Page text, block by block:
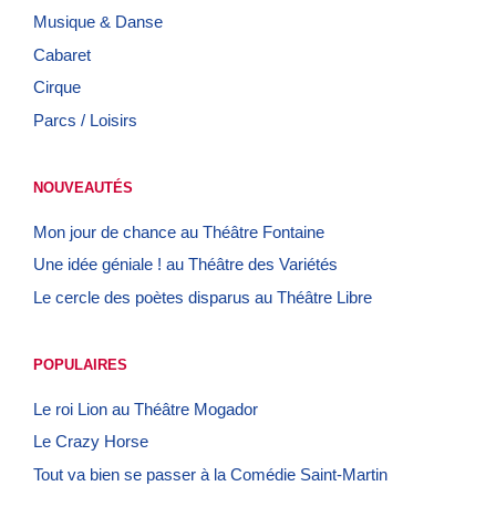
Musique & Danse
Cabaret
Cirque
Parcs / Loisirs
NOUVEAUTÉS
Mon jour de chance au Théâtre Fontaine
Une idée géniale ! au Théâtre des Variétés
Le cercle des poètes disparus au Théâtre Libre
POPULAIRES
Le roi Lion au Théâtre Mogador
Le Crazy Horse
Tout va bien se passer à la Comédie Saint-Martin